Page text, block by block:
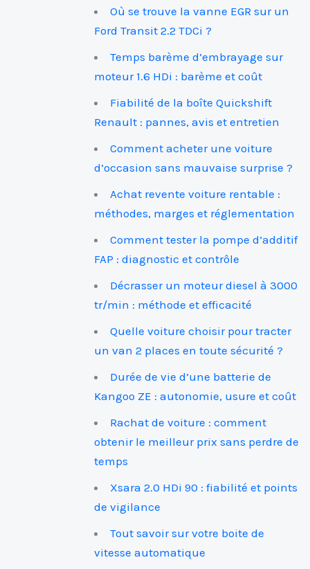
Où se trouve la vanne EGR sur un
Ford Transit 2.2 TDCi ?
Temps barème d’embrayage sur
moteur 1.6 HDi : barème et coût
Fiabilité de la boîte Quickshift
Renault : pannes, avis et entretien
Comment acheter une voiture
d’occasion sans mauvaise surprise ?
Achat revente voiture rentable :
méthodes, marges et réglementation
Comment tester la pompe d’additif
FAP : diagnostic et contrôle
Décrasser un moteur diesel à 3000
tr/min : méthode et efficacité
Quelle voiture choisir pour tracter
un van 2 places en toute sécurité ?
Durée de vie d’une batterie de
Kangoo ZE : autonomie, usure et coût
Rachat de voiture : comment
obtenir le meilleur prix sans perdre de
temps
Xsara 2.0 HDi 90 : fiabilité et points
de vigilance
Tout savoir sur votre boite de
vitesse automatique